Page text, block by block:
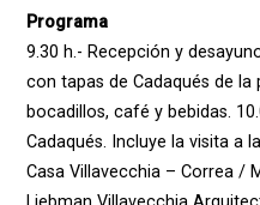
Programa
9.30 h.- Recepción y
con tapas de Cadaqués de la
bocadillos, café y bebidas.
Cadaqués. Incluye la visita a
Casa Villavecchia – Correa /